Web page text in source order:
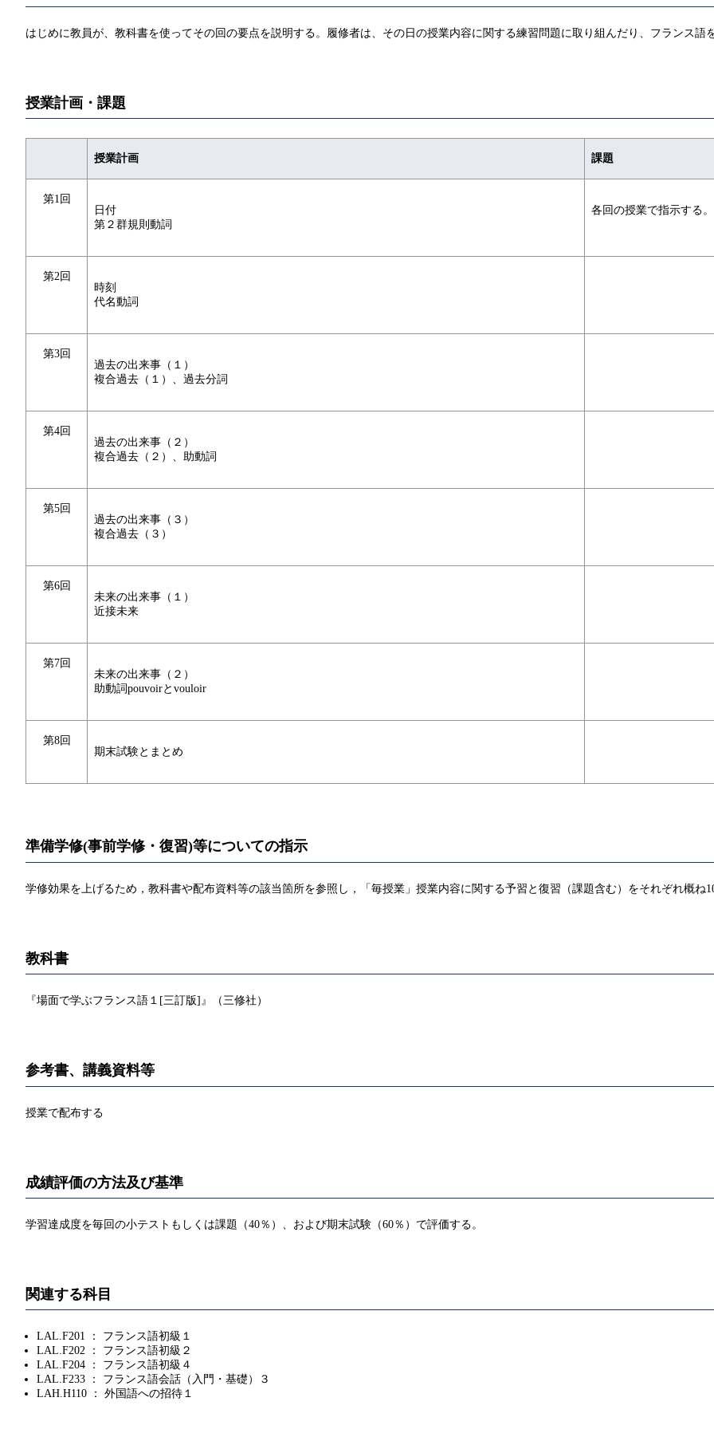
はじめに教員が、教科書を使ってその回の要点を説明する。履修者は、その日の授業内容に関する練習問題に取り組んだり、フランス語
授業計画・課題
授業計画 課題
第1回
日付
第２群規則動詞
各回の授業で指示する。
第2回
時刻
代名動詞
第3回
過去の出来事（１）
複合過去（１）、過去分詞
第4回
過去の出来事（２）
複合過去（２）、助動詞
第5回
過去の出来事（３）
複合過去（３）
第6回
未来の出来事（１）
近接未来
第7回
未来の出来事（２）
助動詞pouvoirとvouloir
第8回
期末試験とまとめ
準備学修(事前学修・復習)等についての指示
学修効果を上げるため，教科書や配布資料等の該当箇所を参照し，「毎授業」授業内容に関する予習と復習（課題含む）をそれぞれ概ね
教科書
『場面で学ぶフランス語１[三訂版]』（三修社）
参考書、講義資料等
授業で配布する
成績評価の方法及び基準
学習達成度を毎回の小テストもしくは課題（40％）、および期末試験（60％）で評価する。
関連する科目
LAL.F201 ： フランス語初級１
LAL.F202 ： フランス語初級２
LAL.F204 ： フランス語初級４
LAL.F233 ： フランス語会話（入門・基礎）３
LAH.H110 ： 外国語への招待１